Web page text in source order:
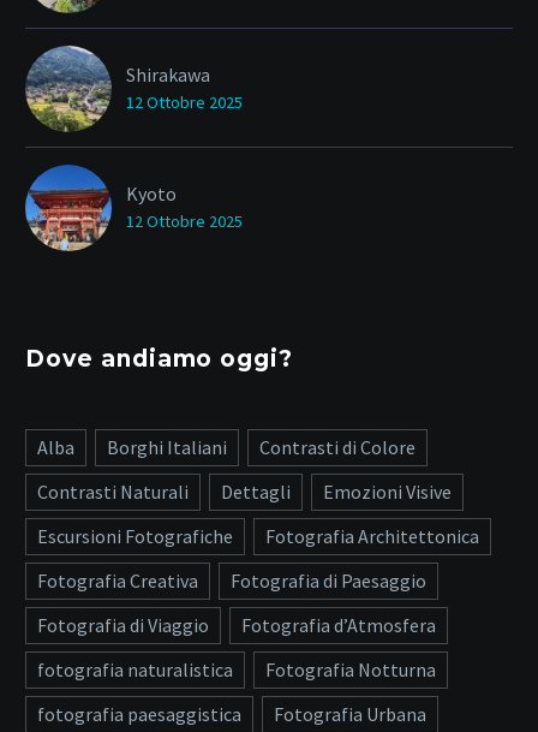
Shirakawa
12 Ottobre 2025
Kyoto
12 Ottobre 2025
Dove andiamo oggi?
Alba Borghi Italiani
Contrasti di Colore
Contrasti Naturali
Dettagli
Emozioni Visive
Escursioni Fotografiche
Fotografia Architettonica
Fotografia Creativa
Fotografia di Paesaggio
Fotografia di Viaggio
Fotografia d’Atmosfera
fotografia naturalistica
Fotografia Notturna
fotografia paesaggistica
Fotografia Urbana